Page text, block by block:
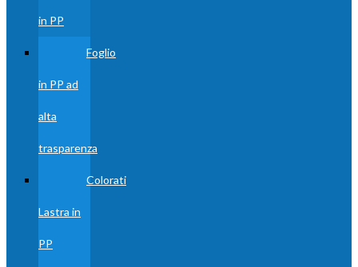
in PP
Foglio
in PP ad
alta
trasparenza
Colorati
Lastra in
PP